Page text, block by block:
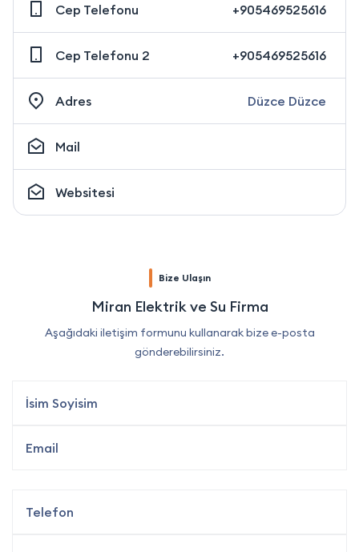
Cep Telefonu +905469525616
Cep Telefonu 2 +905469525616
Adres Düzce Düzce
Mail
Websitesi
Bize Ulaşın
Miran Elektrik ve Su Firma
Aşağıdaki iletişim formunu kullanarak bize e-posta
gönderebilirsiniz.